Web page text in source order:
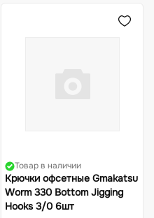
Товар в наличии
Крючки офсетные Gmakatsu
Worm 330 Bottom Jigging
Hooks 3/0 6шт